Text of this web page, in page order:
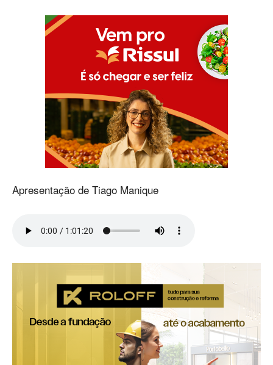
Apresentação de Tiago Manique